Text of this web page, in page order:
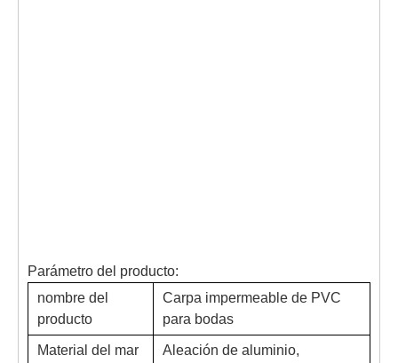
Parámetro del producto:
nombre del
producto
Carpa impermeable de PVC
para bodas
Material del mar
Aleación de aluminio,